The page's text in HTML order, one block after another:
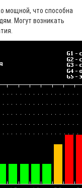
мощной, что способна
Могут возникать